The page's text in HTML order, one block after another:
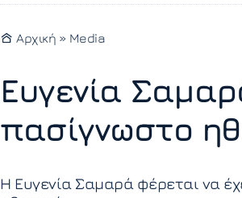
Αρχική » Media
Ευγενία
πασίγνωστο
Η Ευγενία Σαμαρά φέρεται να